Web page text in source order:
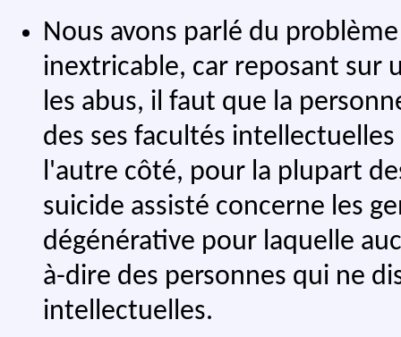
Nous avons parlé du
inextricable, car reposant sur
les abus, il faut que la
des ses facultés
l'autre côté, pour la plupart
suicide assisté concerne les
dégénérative pour laquelle
à-dire des personnes qui ne
intellectuelles.